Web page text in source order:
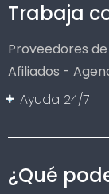
Trabaja
Proveedores
Afiliados -
Ayuda 24/7
¿Qué